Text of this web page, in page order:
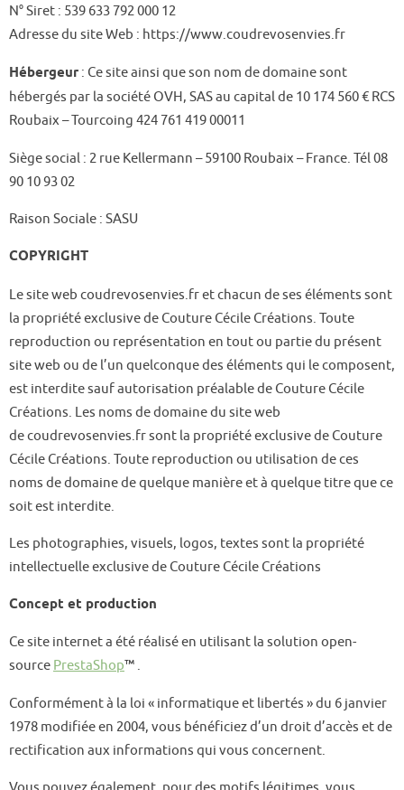
N° Siret : 539 633 792 000 12
Adresse du site Web : https://www.coudrevosenvies.fr
Hébergeur : Ce site ainsi que son nom de domaine sont
hébergés par la société OVH, SAS au capital de 10 174 560 € RCS
Roubaix – Tourcoing 424 761 419 00011
Siège social : 2 rue Kellermann – 59100 Roubaix – France. Tél 08
90 10 93 02
Raison Sociale : SASU
COPYRIGHT
Le site web coudrevosenvies.fr et chacun de ses éléments sont
la propriété exclusive de Couture Cécile Créations. Toute
reproduction ou représentation en tout ou partie du présent
site web ou de l’un quelconque des éléments qui le composent,
est interdite sauf autorisation préalable de Couture Cécile
Créations. Les noms de domaine du site web
de coudrevosenvies.fr sont la propriété exclusive de Couture
Cécile Créations. Toute reproduction ou utilisation de ces
noms de domaine de quelque manière et à quelque titre que ce
soit est interdite.
Les photographies, visuels, logos, textes sont la propriété
intellectuelle exclusive de Couture Cécile Créations
Concept et production
Ce site internet a été réalisé en utilisant la solution open-
source PrestaShop™ .
Conformément à la loi « informatique et libertés » du 6 janvier
1978 modifiée en 2004, vous bénéficiez d’un droit d’accès et de
rectification aux informations qui vous concernent.